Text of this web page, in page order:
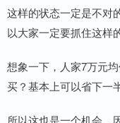
这样的状态一定是不对
以大家一定要抓住这样
想象一下，人家7万元
买？基本上可以省下一